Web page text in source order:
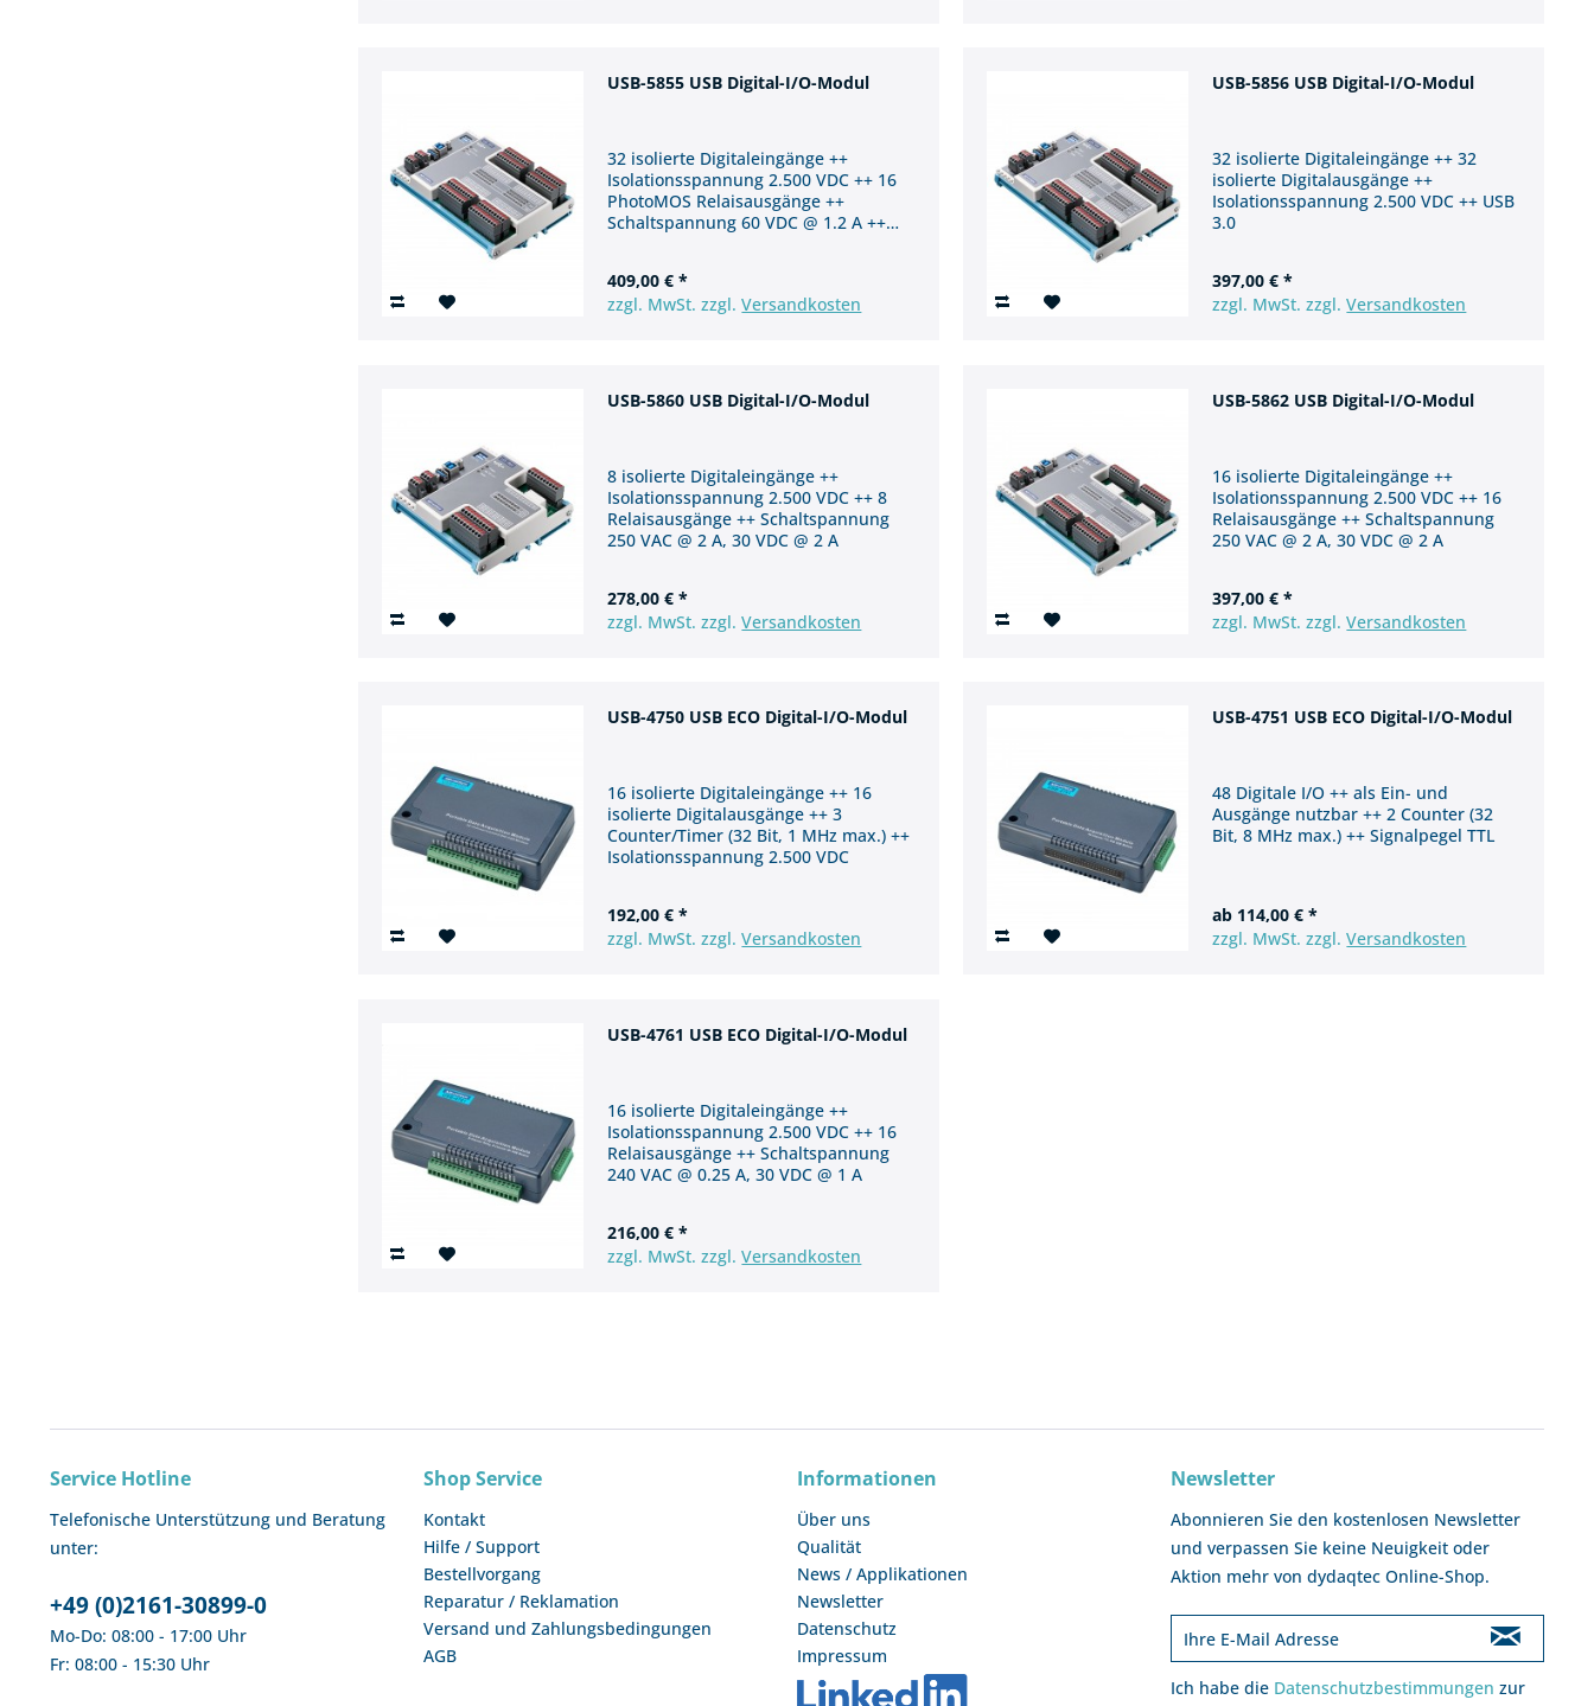
USB-5855 USB Digital-I/O-Modul
32 isolierte Digitaleingänge ++
Isolationsspannung 2.500 VDC ++ 16
PhotoMOS Relaisausgänge ++
Schaltspannung 60 VDC @ 1.2 A ++
409,00 € *
zzgl. MwSt. zzgl.Versandkosten
USB-5856 USB Digital-I/O-Modul
32 isolierte Digitaleingänge ++ 32
isolierte Digitalausgänge ++
Isolationsspannung 2.500 VDC ++ USB
3.0
397,00 € *
zzgl. MwSt. zzgl.Versandkosten
USB-5860 USB Digital-I/O-Modul
8 isolierte Digitaleingänge ++
Isolationsspannung 2.500 VDC ++ 8
Relaisausgänge ++ Schaltspannung
250 VAC @ 2 A, 30 VDC @ 2 A
278,00 € *
zzgl. MwSt. zzgl.Versandkosten
USB-5862 USB Digital-I/O-Modul
16 isolierte Digitaleingänge ++
Isolationsspannung 2.500 VDC ++ 16
Relaisausgänge ++ Schaltspannung
250 VAC @ 2 A, 30 VDC @ 2 A
397,00 € *
zzgl. MwSt. zzgl.Versandkosten
USB-4750 USB ECO Digital-I/O-Modul
16 isolierte Digitaleingänge ++ 16
isolierte Digitalausgänge ++ 3
Counter/Timer (32 Bit, 1 MHz max.) ++
Isolationsspannung 2.500 VDC
192,00 € *
zzgl. MwSt. zzgl.Versandkosten
USB-4751 USB ECO Digital-I/O-Modul
48 Digitale I/O ++ als Ein- und
Ausgänge nutzbar ++ 2 Counter (32
Bit, 8 MHz max.) ++ Signalpegel TTL
ab 114,00 € *
zzgl. MwSt. zzgl.Versandkosten
USB-4761 USB ECO Digital-I/O-Modul
16 isolierte Digitaleingänge ++
Isolationsspannung 2.500 VDC ++ 16
Relaisausgänge ++ Schaltspannung
240 VAC @ 0.25 A, 30 VDC @ 1 A
216,00 € *
zzgl. MwSt. zzgl.Versandkosten
Service Hotline
Telefonische Unterstützung und Beratung
unter:
+49 (0)2161-30899-0
Mo-Do: 08:00 - 17:00 Uhr
Fr: 08:00 - 15:30 Uhr
Shop Service
Kontakt
Hilfe / Support
Bestellvorgang
Reparatur / Reklamation
Versand und Zahlungsbedingungen
AGB
Informationen
Über uns
Qualität
News / Applikationen
Newsletter
Datenschutz
Impressum
Newsletter
Abonnieren Sie den kostenlosen Newsletter
und verpassen Sie keine Neuigkeit oder
Aktion mehr von dydaqtec Online-Shop.
Ich habe die Datenschutzbestimmungen zur